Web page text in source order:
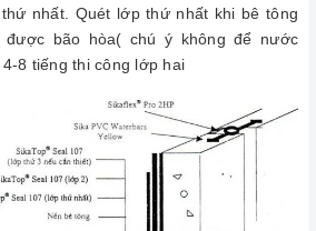
nhất. Quét lớp thứ nhất khi bê tông
được bão hòa( chú ý không để nước
8 tiếng thi công lớp hai